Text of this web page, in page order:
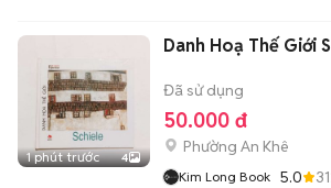
1 phút trước 4
Danh Hoạ Thế Giới
Đã sử dụng
50.000 đ
Phường An Khê
Kim Long Book 5.0